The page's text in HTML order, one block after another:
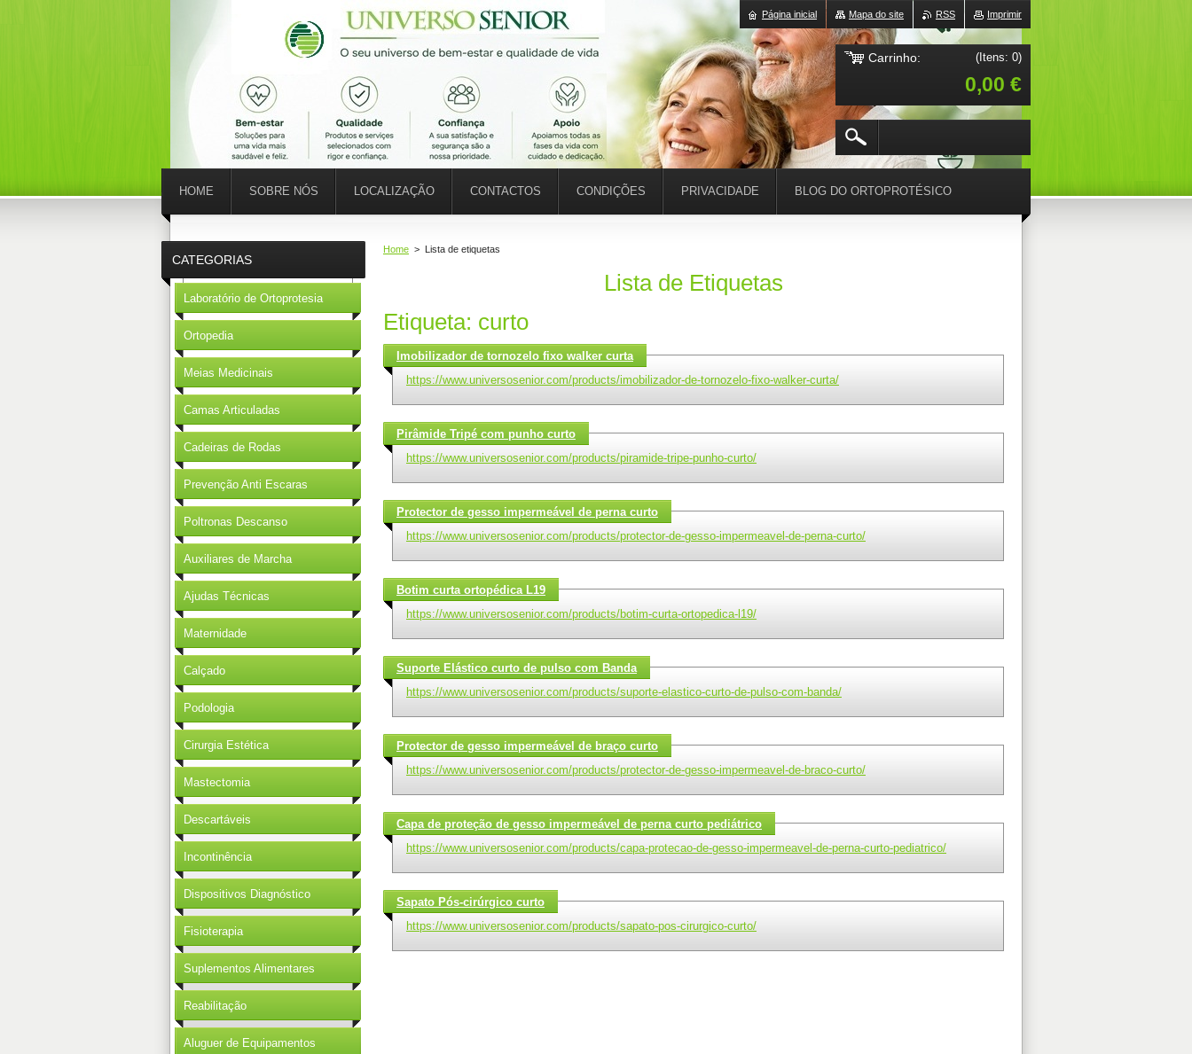
Home > Lista de etiquetas
Lista de Etiquetas
Etiqueta: curto
Imobilizador de tornozelo fixo walker curta
https://www.universosenior.com/products/imobilizador-de-tornozelo-fixo-walker-curta/
Pirâmide Tripé com punho curto
https://www.universosenior.com/products/piramide-tripe-punho-curto/
Protector de gesso impermeável de perna curto
https://www.universosenior.com/products/protector-de-gesso-impermeavel-de-perna-curto/
Botim curta ortopédica L19
https://www.universosenior.com/products/botim-curta-ortopedica-l19/
Suporte Elástico curto de pulso com Banda
https://www.universosenior.com/products/suporte-elastico-curto-de-pulso-com-banda/
Protector de gesso impermeável de braço curto
https://www.universosenior.com/products/protector-de-gesso-impermeavel-de-braco-curto/
Capa de proteção de gesso impermeável de perna curto pediátrico
https://www.universosenior.com/products/capa-protecao-de-gesso-impermeavel-de-perna-curto-pediatrico/
Sapato Pós-cirúrgico curto
https://www.universosenior.com/products/sapato-pos-cirurgico-curto/
CATEGORIAS
Laboratório de Ortoprotesia
Ortopedia
Meias Medicinais
Camas Articuladas
Cadeiras de Rodas
Prevenção Anti Escaras
Poltronas Descanso
Auxiliares de Marcha
Ajudas Técnicas
Maternidade
Calçado
Podologia
Cirurgia Estética
Mastectomia
Descartáveis
Incontinência
Dispositivos Diagnóstico
Fisioterapia
Suplementos Alimentares
Reabilitação
Aluguer de Equipamentos
HOME SOBRE NÓS LOCALIZAÇÃO CONTACTOS CONDIÇÕES PRIVACIDADE BLOG DO ORTOPROTÉSICO
Imprimir
RSS
Mapa do site
Página inicial
Carrinho: (Itens: 0)
0,00 €